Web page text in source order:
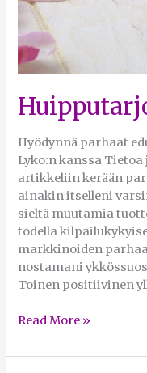
Hyödynnä parhaat
Lyko:n kanssa
artikkeliin kerään
ainakin itselleni
sieltä muutamia
todella
markkinoiden
nostamani
Toinen positiivinen
Read More »